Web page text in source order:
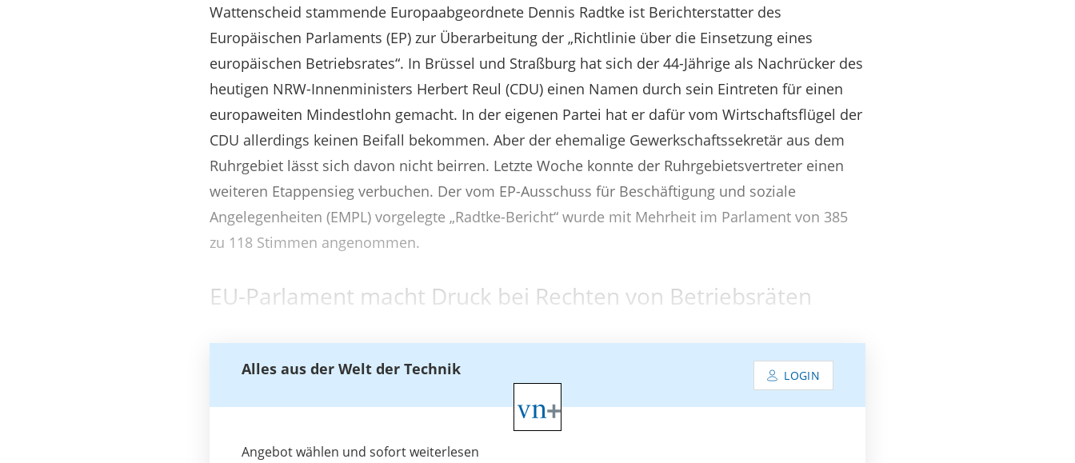
Wattenscheid stammende Europaabgeordnete Dennis Radtke ist Berichterstatter des
Europäischen Parlaments (EP) zur Überarbeitung der „Richtlinie über die Einsetzung eines
europäischen Betriebsrates“. In Brüssel und Straßburg hat sich der 44-Jährige als Nachrücker des
heutigen NRW-Innenministers Herbert Reul (CDU) einen Namen durch sein Eintreten für einen
europaweiten Mindestlohn gemacht. In der eigenen Partei hat er dafür vom Wirtschaftsflügel der
CDU allerdings keinen Beifall bekommen. Aber der ehemalige Gewerkschaftssekretär aus dem
Ruhrgebiet lässt sich davon nicht beirren. Letzte Woche konnte der Ruhrgebietsvertreter einen
weiteren Etappensieg verbuchen. Der vom EP-Ausschuss für Beschäftigung und soziale
Angelegenheiten (EMPL) vorgelegte „Radtke-Bericht“ wurde mit Mehrheit im Parlament von 385
zu 118 Stimmen angenommen.
EU-Parlament macht Druck bei Rechten von Betriebsräten
Alles aus der Welt der Technik LOGIN
Angebot wählen und sofort weiterlesen